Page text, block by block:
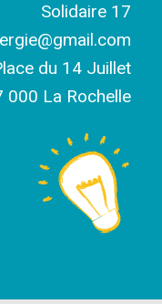
Solidaire 17
du 14 Juillet
000 La Rochelle